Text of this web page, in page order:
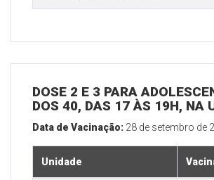
DOSE 2 E 3 PARA
DOS 40, DAS 17 ÀS 19H, NA
Data de Vacinação: 28 de setembro de
Unidade